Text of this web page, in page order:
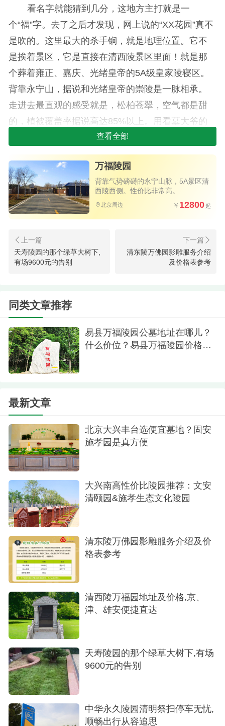
看名字就能猜到几分，这地方主打就是一
个“福”字。去了之后才发现，网上说的“XX花园”真不
是吹的。这里最大的杀手锏，就是地理位置。它不
是挨着景区，它是直接在清西陵景区里面！就是那
个葬着雍正、嘉庆、光绪皇帝的5A级皇家陵寝区。
背靠永宁山，据说和光绪皇帝的崇陵是一脉相承。
走进去最直观的感受就是，松柏苍翠，空气都是甜
的，植被覆盖率据说高达85%以上。用看墓大爷的
话说，这叫“前有照，后有靠”。
先说大家最关心的交通：京、津、雄安是真
方便！
我一开始也觉得在易县，肯定特远。结果导航
一开，从北京西边过去也就95公里，走京昆或者京
大门口只要10分钟车程！真是没想到这么顺。
对于天津和雄安的朋友来说同样友好，它正好
路。以后家里来扫墓，就当是个短途自驾游了，还
能顺便逛逛清西陵和易水湖。
陵园环境
说说环境：新中式风格，看着就大气
一进大门，那个服务大厅确实让人眼前一亮。
不是那种传统的老旧红墙，是新中式建筑风格，灰
瓦白墙配着落地窗，特别庄重典雅，又透着一种书
卷气。
相依的。最让我心动的是那个“九苑”的规划，什么臻
福园、御景园……每个区域都有自己的寓意。老人
家看了特别喜欢，觉得寓意好。
价格参考与碎碎念
大家可能觉得挨着皇陵肯定贵，其实真不一
还是挺高的。当然，位置好的、朝向好的，像什么
查看全部
万福陵园
背靠气势磅礴的永宁山脉，5A景区清
西陵西侧。性价比非常高。
北京周边 12800
天寿陵园的那个绿草大树下,
有场9600元的告别
清东陵万佛园影雕服务介绍
及价格表参考
同类文章推荐
易县万福陵园公墓地址在哪儿？
什么价位？易县万福陵园价格一
最新文章
北京大兴丰台选便宜墓地？固安
施孝园是真方便
大兴南高性价比陵园推荐：文安
清颐园&施孝生态文化陵园
清东陵万佛园影雕服务介绍及价
格表参考
清西陵万福园地址及价格,京、
津、雄安便捷直达
天寿陵园的那个绿草大树下,有场
9600元的告别
中华永久陵园清明祭扫停车无忧,
顺畅出行从容追思